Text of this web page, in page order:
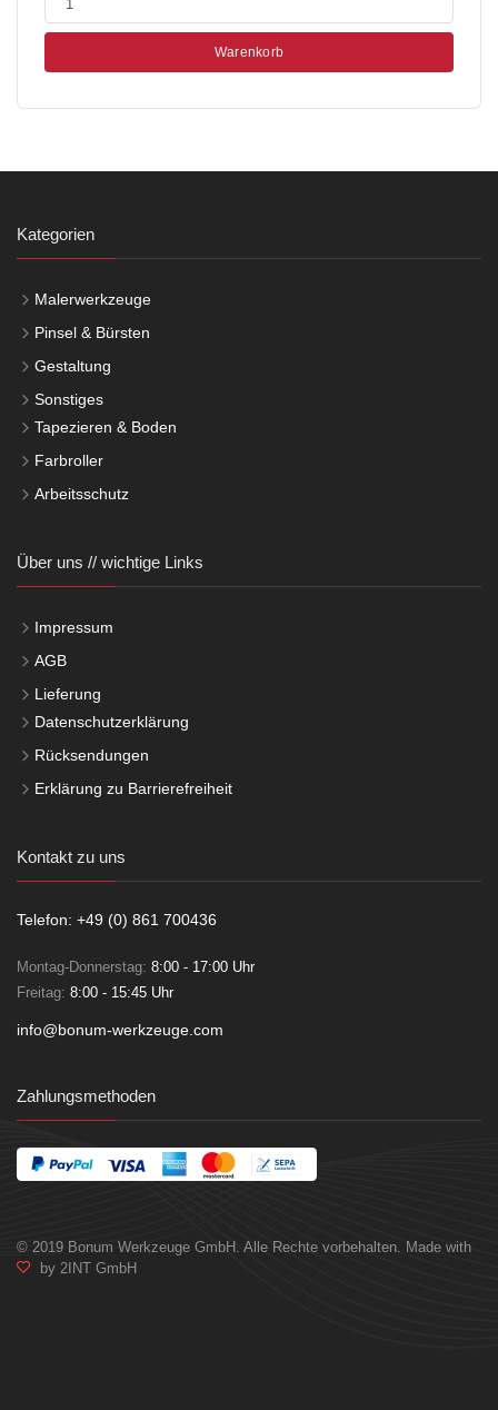
Warenkorb
Kategorien
Malerwerkzeuge
Pinsel & Bürsten
Gestaltung
Sonstiges
Tapezieren & Boden
Farbroller
Arbeitsschutz
Über uns // wichtige Links
Impressum
AGB
Lieferung
Datenschutzerklärung
Rücksendungen
Erklärung zu Barrierefreiheit
Kontakt zu uns
Telefon: +49 (0) 861 700436
Montag-Donnerstag: 8:00 - 17:00 Uhr
Freitag: 8:00 - 15:45 Uhr
info@bonum-werkzeuge.com
Zahlungsmethoden
© 2019 Bonum Werkzeuge GmbH. Alle Rechte vorbehalten. Made with
by 2INT GmbH